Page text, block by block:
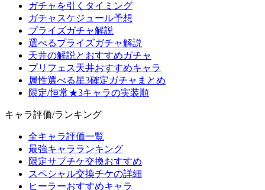
ガチャを引くタイミング
ガチャスケジュール予想
プライズガチャ解説
選べるプライズガチャ解説
天井の解説とおすすめガチャ
プリフェス天井おすすめキャラ
属性選べる星3確定ガチャまとめ
限定/恒常★3キャラの実装順
キャラ評価/ランキング
全キャラ評価一覧
最強キャラランキング
限定サプチケ交換おすすめ
スペシャル交換チケの詳細
ヒーラーおすすめキャラ